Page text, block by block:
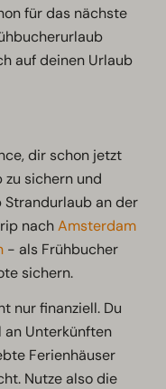
für das nächste
auf deinen Urlaub
dir schon jetzt
sichern und
Strandurlaub an der
nachAmsterdam
- als Frühbucher
sichern.
nur finanziell. Du
an Unterkünften
Ferienhäuser
Nutze also die